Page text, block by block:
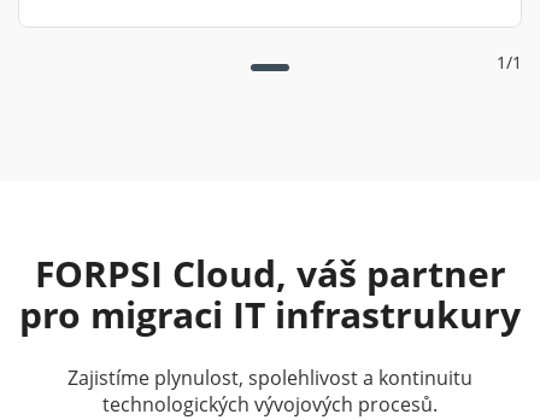
1/1
FORPSI Cloud, váš partner
pro migraci IT infrastrukury
Zajistíme plynulost, spolehlivost a kontinuitu
technologických vývojových procesů.